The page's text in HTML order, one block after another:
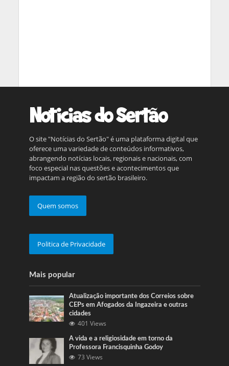
O site "Notícias do Sertão" é uma plataforma digital que
oferece uma variedade de conteúdos informativos,
abrangendo notícias locais, regionais e nacionais, com
foco especial nas questões e acontecimentos que
impactam a região do sertão brasileiro.
Quem somos
Politica de Privacidade
Mais popular
Atualização importante dos Correios sobre
CEPs em Afogados da Ingazeira e outras
cidades
401 Views
A vida e a religiosidade em torno da
Professora Francisquinha Godoy
73 Views